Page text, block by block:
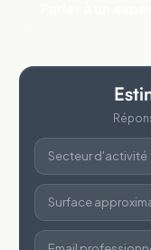
Secteur d'activité
Surface